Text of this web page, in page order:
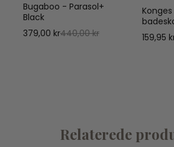
Bugaboo - Parasol+
Black
379,00 kr440,00 kr
159,95
Relaterede